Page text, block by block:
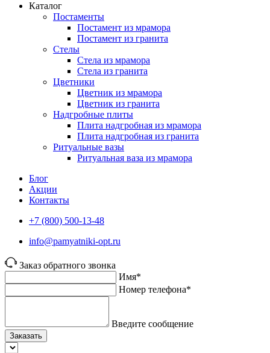
Каталог
Постаменты
Постамент из мрамора
Постамент из гранита
Стелы
Стела из мрамора
Стела из гранита
Цветники
Цветник из мрамора
Цветник из гранита
Надгробные плиты
Плита надгробная из мрамора
Плита надгробная из гранита
Ритуальные вазы
Ритуальная ваза из мрамора
Блог
Акции
Контакты
+7 (800) 500-13-48
info@pamyatniki-opt.ru
Заказ обратного звонка
Имя*
Номер телефона*
Введите сообщение
Заказать